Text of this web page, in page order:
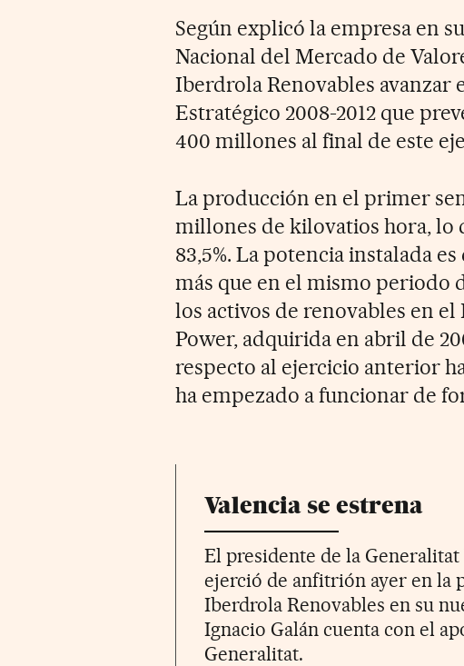
Según explicó la empresa en
Nacional del Mercado de
Iberdrola Renovables avanzar
Estratégico 2008-2012 que
400 millones al final de este
La producción en el primer
millones de kilovatios hora, lo
83,5%. La potencia instalada
más que en el mismo periodo
los activos de renovables en
Power, adquirida en abril de
respecto al ejercicio anterior
ha empezado a funcionar de
Valencia se estrena
El presidente de la
ejerció de anfitrión ayer en la
Iberdrola Renovables en su
Ignacio Galán cuenta con el
Generalitat.